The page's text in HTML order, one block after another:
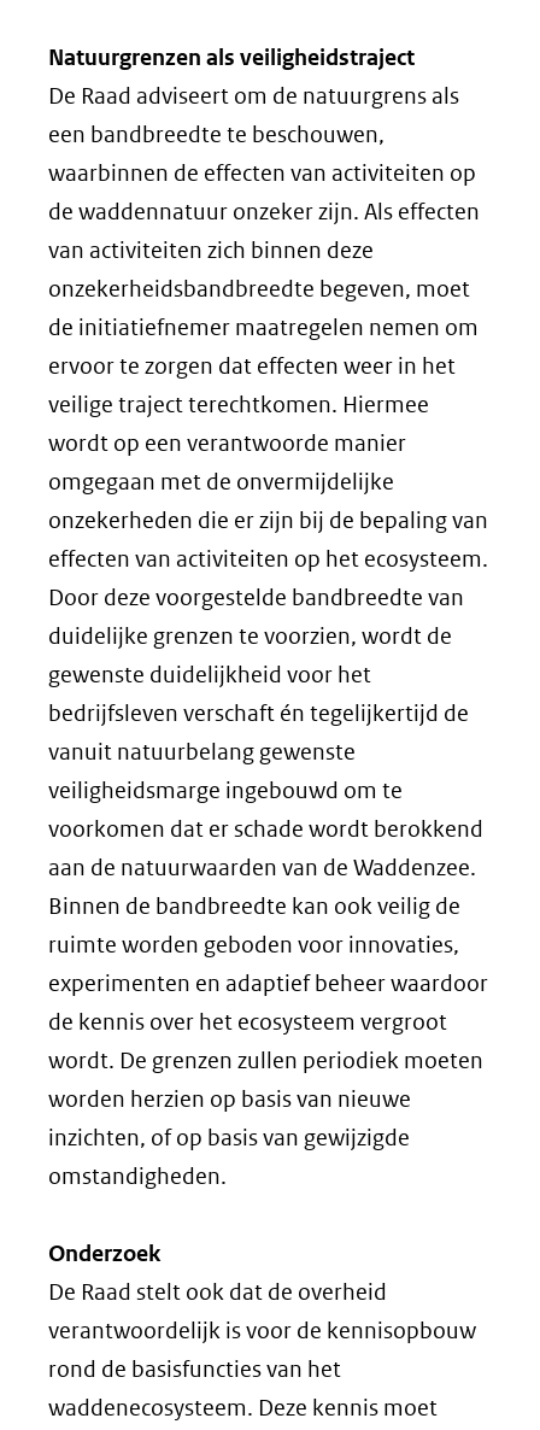
Natuurgrenzen als veiligheidstraject
De Raad adviseert om de natuurgrens als
een bandbreedte te beschouwen,
waarbinnen de effecten van activiteiten op
de waddennatuur onzeker zijn. Als effecten
van activiteiten zich binnen deze
onzekerheidsbandbreedte begeven, moet
de initiatiefnemer maatregelen nemen om
ervoor te zorgen dat effecten weer in het
veilige traject terechtkomen. Hiermee
wordt op een verantwoorde manier
omgegaan met de onvermijdelijke
onzekerheden die er zijn bij de bepaling van
effecten van activiteiten op het ecosysteem.
Door deze voorgestelde bandbreedte van
duidelijke grenzen te voorzien, wordt de
gewenste duidelijkheid voor het
bedrijfsleven verschaft én tegelijkertijd de
vanuit natuurbelang gewenste
veiligheidsmarge ingebouwd om te
voorkomen dat er schade wordt berokkend
aan de natuurwaarden van de Waddenzee.
Binnen de bandbreedte kan ook veilig de
ruimte worden geboden voor innovaties,
experimenten en adaptief beheer waardoor
de kennis over het ecosysteem vergroot
wordt. De grenzen zullen periodiek moeten
worden herzien op basis van nieuwe
inzichten, of op basis van gewijzigde
omstandigheden.
Onderzoek
De Raad stelt ook dat de overheid
verantwoordelijk is voor de kennisopbouw
rond de basisfuncties van het
waddenecosysteem. Deze kennis moet